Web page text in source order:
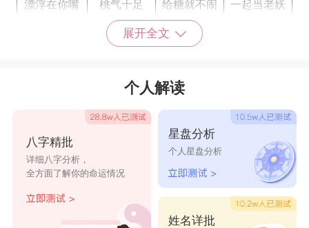
漂浮在你嘴 桃气十足 给糖就不闹 一起当老妖
甜甜的网名女
奶味小仙女 乖一点就爱
你
梦境贩卖官
止于娇喘 钟情几人 软的没边
展开全文
个人解读
八字精批
详细八字分析，
全方面了解你的命运情况
星盘分析
个人星盘分析
姓名详批